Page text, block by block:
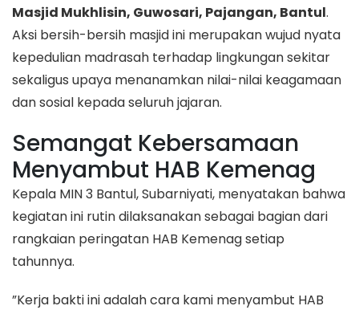
Masjid Mukhlisin, Guwosari, Pajangan, Bantul.
Aksi bersih-bersih masjid ini merupakan wujud nyata
kepedulian madrasah terhadap lingkungan sekitar
sekaligus upaya menanamkan nilai-nilai keagamaan
dan sosial kepada seluruh jajaran.
​Semangat Kebersamaan
Menyambut HAB Kemenag
​Kepala MIN 3 Bantul, Subarniyati, menyatakan bahwa
kegiatan ini rutin dilaksanakan sebagai bagian dari
rangkaian peringatan HAB Kemenag setiap
tahunnya.
​”Kerja bakti ini adalah cara kami menyambut HAB